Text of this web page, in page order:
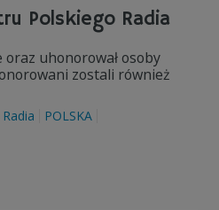
Polskiego Radia
uhonorował osoby
zostali również
POLSKA